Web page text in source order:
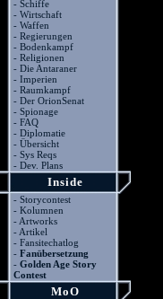
- Schiffe
- Wirtschaft
- Waffen
- Regierungen
- Bodenkampf
- Religionen
- Die Antaraner
- Imperien
- Raumkampf
- Der OrionSenat
- Spionage
- FAQ
- Diplomatie
- Übersicht
- Sys Reqs
- Dev. Plans
Inside
- Storycontest
- Kolumnen
- Artworks
- Artikel
- Fansitechatlog
- Fanübersetzung
- Golden Age Story
Contest
MoO